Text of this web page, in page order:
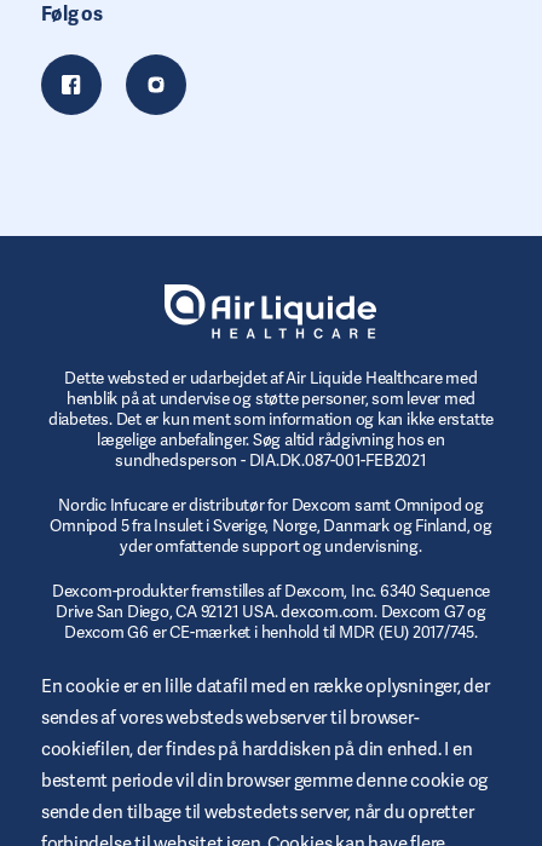
Følg os
Dette websted er udarbejdet af Air Liquide Healthcare med
henblik på at undervise og støtte personer, som lever med
diabetes. Det er kun ment som information og kan ikke erstatte
lægelige anbefalinger. Søg altid rådgivning hos en
sundhedsperson - DIA.DK.087-001-FEB2021
Nordic Infucare er distributør for Dexcom samt Omnipod og
Omnipod 5 fra Insulet i Sverige, Norge, Danmark og Finland, og
yder omfattende support og undervisning.
Dexcom-produkter fremstilles af Dexcom, Inc. 6340 Sequence
Drive San Diego, CA 92121 USA. dexcom.com. Dexcom G7 og
Dexcom G6 er CE-mærket i henhold til MDR (EU) 2017/745.
© 2023/2024 Insulet Corporation producent. Omnipod,
Omnipod-logoet, DASH, DASH-logoet og Podder er varemærker
eller registrerede varemærker tilhørende Insulet Corporation i
USA og andre jurisdiktioner. myomnipod.com Omnipod DASH
og Omnipod 5 er CE-mærket i henhold til MDR (EU) 2017/745.
En cookie er en lille datafil med en række oplysninger, der
sendes af vores websteds webserver til browser-
cookiefilen, der findes på harddisken på din enhed. I en
bestemt periode vil din browser gemme denne cookie og
sende den tilbage til webstedets server, når du opretter